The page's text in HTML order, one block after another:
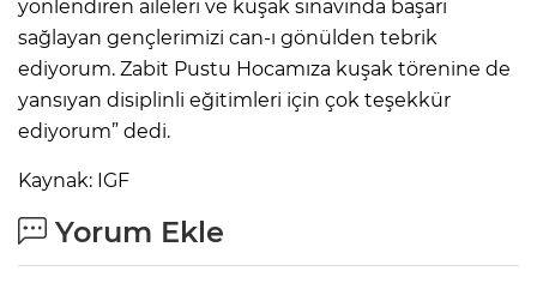
yönlendiren aileleri ve kuşak sınavında başarı
sağlayan gençlerimizi can-ı gönülden tebrik
ediyorum. Zabit Pustu Hocamıza kuşak törenine de
yansıyan disiplinli eğitimleri için çok teşekkür
ediyorum” dedi.
Kaynak: IGF
Yorum Ekle